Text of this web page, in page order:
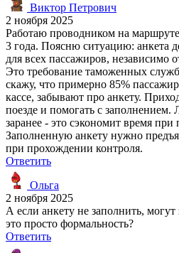
Виктор Петрович
2 ноября 2025
Работаю проводником на
3 года. Поясню ситуацию: анкета
для всех пассажиров, независимо
Это требование таможенных
скажу, что примерно 85%
кассе, забывают про анкету.
поезде и помогать с заполнением.
заранее - это сэкономит время
Заполненную анкету нужно
при прохождении контроля.
Ответить
Ольга
2 ноября 2025
А если анкету не заполнить,
это просто формальность?
Ответить